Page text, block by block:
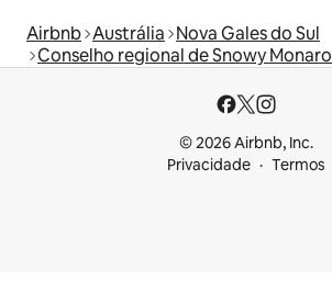
Airbnb Austrália Nova Gales do Sul
Conselho regional de Snowy Monaro
© 2026 Airbnb, Inc.
Privacidade
Termos